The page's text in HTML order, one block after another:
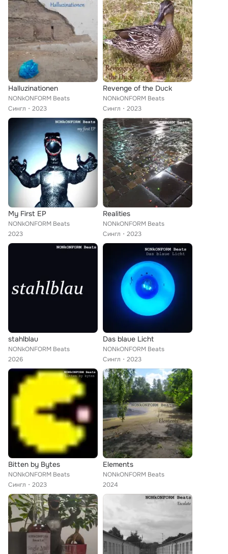
Halluzinationen
NONkONFORM Beats
Сингл
2023
Revenge of the Duck
NONkONFORM Beats
Сингл
2023
My First EP
NONkONFORM Beats
2023
Realities
NONkONFORM Beats
Сингл
2023
stahlblau
NONkONFORM Beats
2026
Das blaue Licht
NONkONFORM Beats
Сингл
2023
Bitten by Bytes
NONkONFORM Beats
Сингл
2023
Elements
NONkONFORM Beats
2024